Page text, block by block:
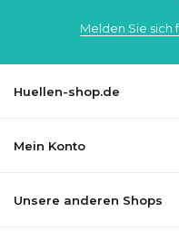
Melden Sie sich
Huellen-shop.de
Mein Konto
Unsere anderen Shops